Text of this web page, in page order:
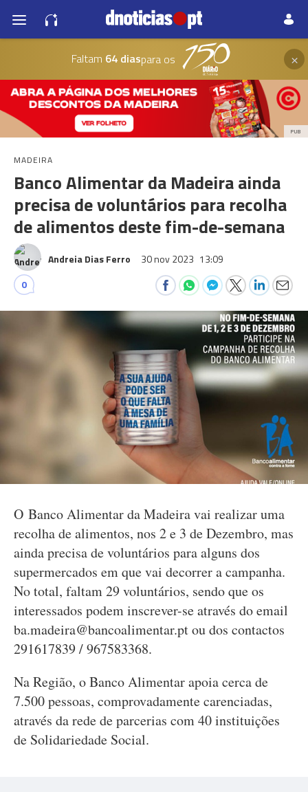
Faltam 64 diaspara os ×
PUB
MADEIRA
Banco Alimentar da Madeira ainda
precisa de voluntários para recolha
de alimentos deste fim-de-semana
Andreia Dias Ferro 30 nov 2023 13:09
0
O Banco Alimentar da Madeira vai realizar uma
recolha de alimentos, nos 2 e 3 de Dezembro, mas
ainda precisa de voluntários para alguns dos
supermercados em que vai decorrer a campanha.
No total, faltam 29 voluntários, sendo que os
interessados podem inscrever-se através do email
ba.madeira@bancoalimentar.ptou dos contactos
291617839 / 967583368.
Na Região, o Banco Alimentar apoia cerca de
7.500 pessoas, comprovadamente carenciadas,
através da rede de parcerias com 40 instituições
de Solidariedade Social.